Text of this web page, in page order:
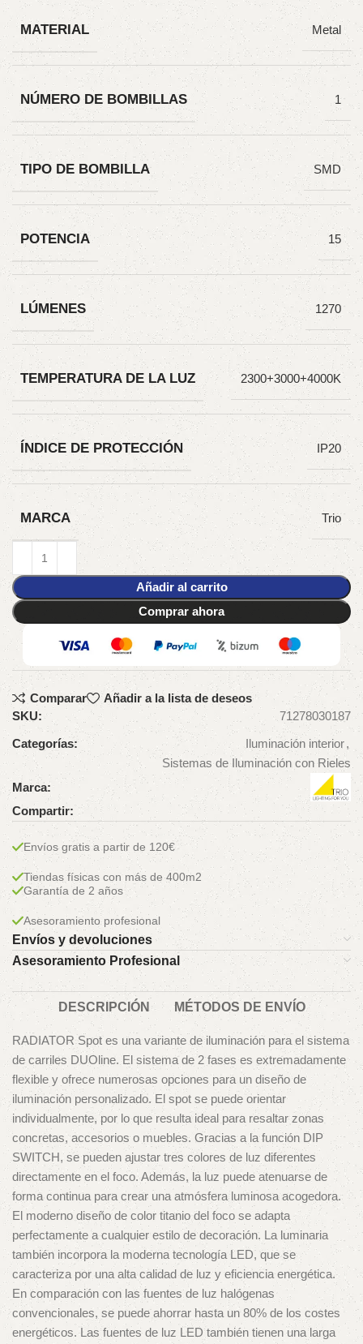
MATERIAL Metal
NÚMERO DE BOMBILLAS 1
TIPO DE BOMBILLA SMD
POTENCIA 15
LÚMENES 1270
TEMPERATURA DE LA LUZ 2300+3000+4000K
ÍNDICE DE PROTECCIÓN IP20
MARCA Trio
Añadir al carrito
Comprar ahora
Comparar
Añadir a la lista de deseos
SKU:
71278030187
Categorías:
Iluminación interior,
Sistemas de Iluminación con Rieles
Marca:
Compartir:
Envíos gratis a partir de 120€
Tiendas físicas con más de 400m2
Garantía de 2 años
Asesoramiento profesional
Envíos y devoluciones
Asesoramiento Profesional
DESCRIPCIÓN MÉTODOS DE ENVÍO
RADIATOR Spot es una variante de iluminación para el sistema
de carriles DUOline. El sistema de 2 fases es extremadamente
flexible y ofrece numerosas opciones para un diseño de
iluminación personalizado. El spot se puede orientar
individualmente, por lo que resulta ideal para resaltar zonas
concretas, accesorios o muebles. Gracias a la función DIP
SWITCH, se pueden ajustar tres colores de luz diferentes
directamente en el foco. Además, la luz puede atenuarse de
forma continua para crear una atmósfera luminosa acogedora.
El moderno diseño de color titanio del foco se adapta
perfectamente a cualquier estilo de decoración. La luminaria
también incorpora la moderna tecnología LED, que se
caracteriza por una alta calidad de luz y eficiencia energética.
En comparación con las fuentes de luz halógenas
convencionales, se puede ahorrar hasta un 80% de los costes
energéticos. Las fuentes de luz LED también tienen una larga